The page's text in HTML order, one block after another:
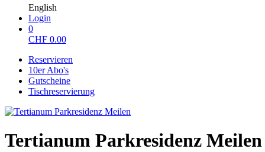
English
Login
0
CHF 0.00
Reservieren
10er Abo's
Gutscheine
Tischreservierung
Tertianum Parkresidenz Meilen